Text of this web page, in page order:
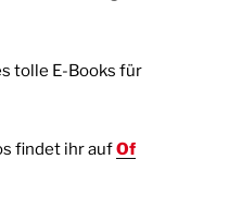
tolle E-Books für
findet ihr aufOf